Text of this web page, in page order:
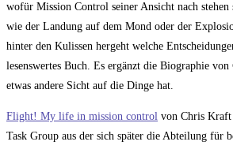
wofür Mission Control seiner Ansicht nach
wie der Landung auf dem Mond oder der
hinter den Kulissen hergeht welche
lesenswertes Buch. Es ergänzt die Biographie
etwas andere Sicht auf die Dinge hat.
Flight! My life in mission control von Chris Kraft
Task Group aus der sich später die Abteilung für